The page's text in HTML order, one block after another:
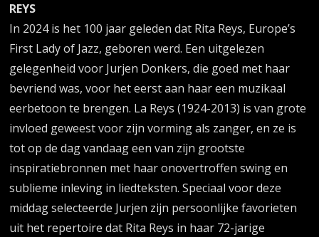
REYS
In 2024 is het 100 jaar geleden dat Rita Reys, Europe’s
First Lady of Jazz, geboren werd. Een uitgelezen
gelegenheid voor Jurjen Donkers, die goed met haar
bevriend was, voor het eerst aan haar een muzikaal
eerbetoon te brengen. La Reys (1924-2013) is van grote
invloed geweest voor zijn vorming als zanger, en ze is
tot op de dag vandaag een van zijn grootste
inspiratiebronnen met haar onovertroffen swing en
sublieme inleving in liedteksten. Speciaal voor deze
middag selecteerde Jurjen zijn persoonlijke favorieten
uit het repertoire dat Rita Reys in haar 72-jarige